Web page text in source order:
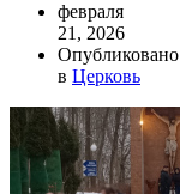
февраля
21, 2026
Опубликовано
в Церковь